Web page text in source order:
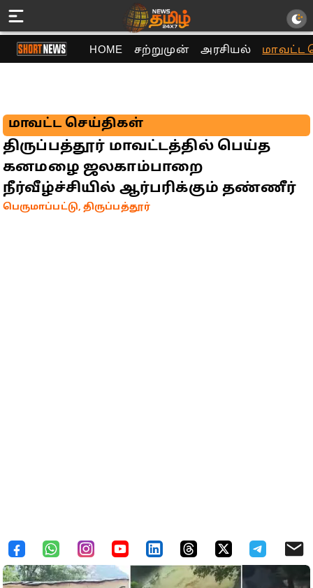
HOME சற்றுமுன் அரசியல் மாவட்ட
மாவட்ட செய்திகள்
திருப்பத்தூர் மாவட்டத்தில் பெய்த
கனமழை ஜலகாம்பாறை
நீர்வீழ்ச்சியில் ஆர்பரிக்கும் தண்ணீர்
பெருமாப்பட்டு, திருப்பத்தூர்